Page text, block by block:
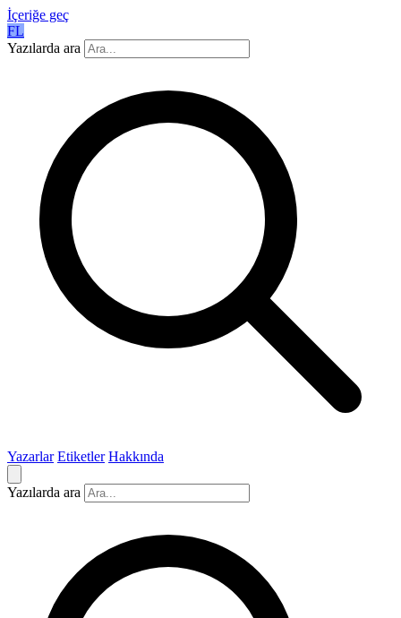
İçeriğe geç
FL
Yazılarda ara
Yazarlar Etiketler Hakkında
Yazılarda ara